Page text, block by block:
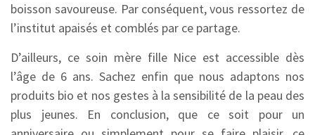
boisson savoureuse. Par conséquent, vous ressortez de
l’institut apaisés et comblés par ce partage.
D’ailleurs, ce soin mère fille Nice est accessible dès
l’âge de 6 ans. Sachez enfin que nous adaptons nos
produits bio et nos gestes à la sensibilité de la peau des
plus jeunes. En conclusion, que ce soit pour un